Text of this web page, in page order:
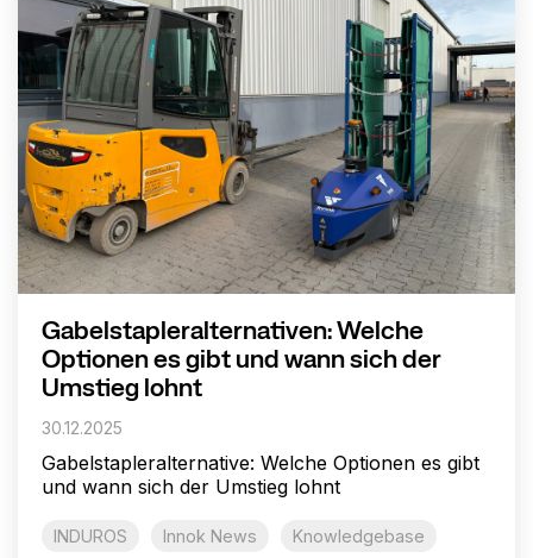
Gabelstapleralternativen: Welche
Optionen es gibt und wann sich der
Umstieg lohnt
30.12.2025
Gabelstapleralternative: Welche Optionen es gibt
und wann sich der Umstieg lohnt
INDUROS Innok News Knowledgebase